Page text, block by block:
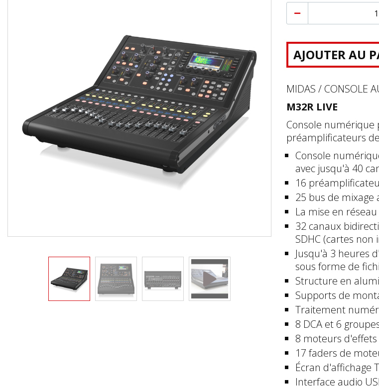
AJOUTER AU
MIDAS / CONSOLE
M32R LIVE
Console numérique
préamplificateurs
Console
avec jusqu'à 40
16
25 bus de mixage
La mise en
32 canaux
SDHC (cartes non
Jusqu'à 3 heures
sous forme de
Structure en
Supports de
Traitement
8 DCA et 6
8 moteurs
17 faders de
Écran d'affichage
Interface audio